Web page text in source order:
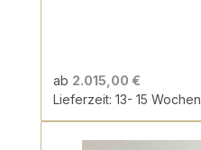
ab 2.015,00 €
Lieferzeit: 13- 15 Wochen